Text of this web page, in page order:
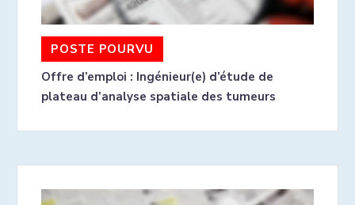
POSTE POURVU
Offre d’emploi : Ingénieur(e) d’étude de
plateau d’analyse spatiale des tumeurs